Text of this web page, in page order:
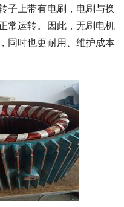
子上带有电刷，电刷与换
常运转。因此，无刷电机
同时也更耐用、维护成本